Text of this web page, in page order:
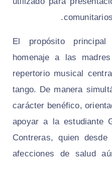
El propósito
homenaje a las
repertorio musical
tango. De manera
carácter benéfico,
apoyar a la estudiante
Contreras, quien
afecciones de salud